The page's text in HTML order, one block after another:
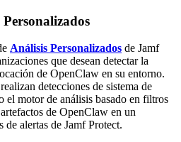
Análisis Personalizados de Jamf
que desean detectar la
de OpenClaw en su entorno.
detecciones de sistema de
el motor de análisis basado en filtros
de OpenClaw en un
alertas de Jamf Protect.